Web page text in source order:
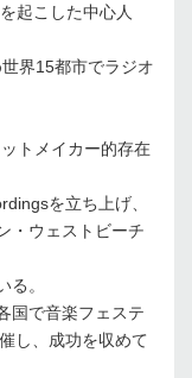
起こした中心人
界15都市でラジオ
トメイカー的存在
を立ち上げ、
・ウェストビーチ
。
国で音楽フェステ
し、成功を収めて